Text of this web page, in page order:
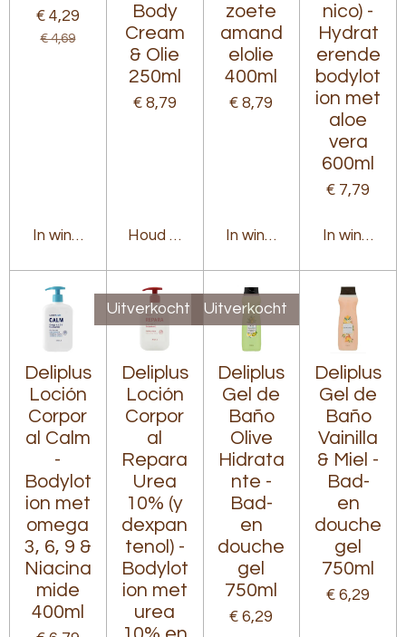
€ 4,29
€ 4,69
In winkelwagen
Body
Cream
& Olie
250ml
€ 8,79
Houd mij op de hoogte
zoete
amand
elolie
400ml
€ 8,79
In winkelwagen
nico) -
Hydrat
erende
bodylot
ion met
aloe
vera
600ml
€ 7,79
In
Deliplus
Loción
Corpor
al Calm
-
Bodylot
ion met
omega
3, 6, 9 &
Niacina
mide
400ml
Uitverkocht
Deliplus
Loción
Corpor
al
Repara
Urea
10% (y
dexpan
tenol) -
Bodylot
ion met
urea
Uitverkocht
Deliplus
Gel de
Baño
Olive
Hidrata
nte -
Bad-
en
douche
gel
750ml
€ 6,29
Deliplus
Gel de
Baño
Vainilla
& Miel -
Bad-
en
douche
gel
750ml
€ 6,29